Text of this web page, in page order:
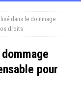
dans le dommage
droits
pour